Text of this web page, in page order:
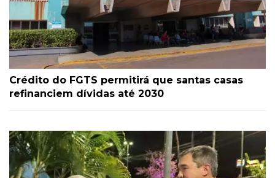
Crédito do FGTS permitirá que santas casas
refinanciem dívidas até 2030